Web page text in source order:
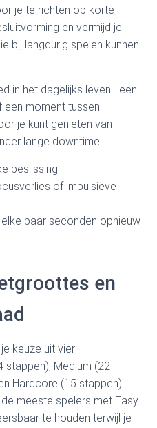
je te richten op korte
en vermijd je
bij langdurig spelen kunnen
in het dagelijks leven—een
moment tussen
je kunt genieten van
lange downtime.
beslissing.
of impulsieve
paar seconden opnieuw
en
keuze uit vier
stappen), Medium (22
Hardcore (15 stappen).
meeste spelers met Easy
te houden terwijl je